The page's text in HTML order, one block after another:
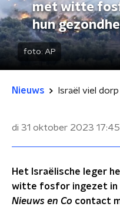
met witte
hun
foto: AP
Nieuws
di 31 oktober 2023 17:45
Het Israëlische leger
witte fosfor ingezet in
Nieuws en Co contact